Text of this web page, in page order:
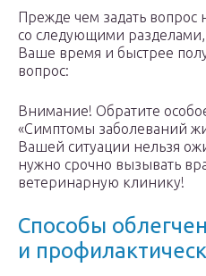
Прежде чем задать вопрос
со следующими
Ваше время и быстрее
вопрос:
Внимание! Обратите
«Симптомы заболеваний
Вашей ситуации нельзя
нужно срочно вызывать
ветеринарную клинику!
Способы
и